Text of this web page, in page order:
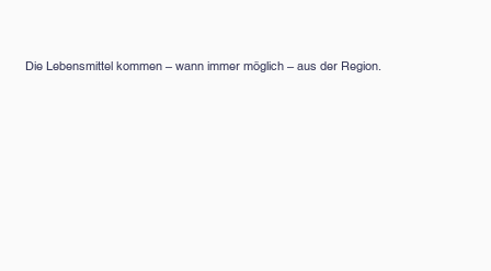
Die Lebensmittel kommen – wann immer möglich – aus der Region.